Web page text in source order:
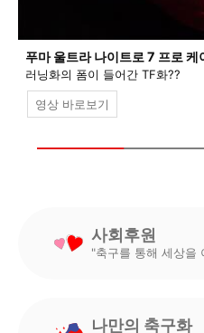
푸마 울트라 나이트로 7 프로
러닝화의 폼이 들어간 TF화??
영상 바로보기
사회후원
"축구를 통해 세상을
나만의 축구화